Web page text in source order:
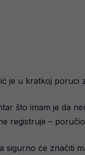
je u kratkoj poruci
što imam je da
registruje –
sigurno će značiti